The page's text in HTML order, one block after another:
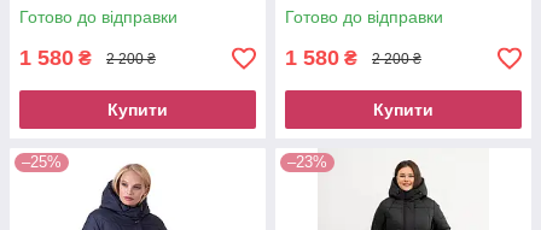
Готово до відправки
1 580 ₴ 2 200 ₴
Купити
Готово до відправки
1 580 ₴ 2 200 ₴
Купити
–25% –23%